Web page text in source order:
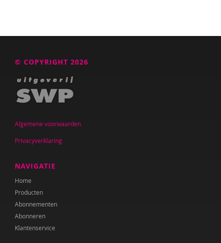
© COPYRIGHT 2026
Algemene voorwaarden
Privacyverklaring
NAVIGATIE
Home
Producten
Abonnementen
Abonneren
Klantenservice